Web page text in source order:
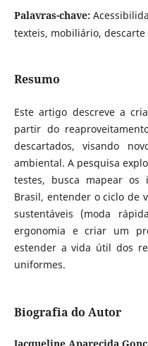
Palavras-chave:
texteis, mobiliário, descarte
Resumo
Este artigo descreve a
partir do
descartados, visando
ambiental. A pesquisa
testes, busca mapear os
Brasil, entender o ciclo de
sustentáveis (moda
ergonomia e criar um
estender a vida útil dos
uniformes.
Biografia do Autor